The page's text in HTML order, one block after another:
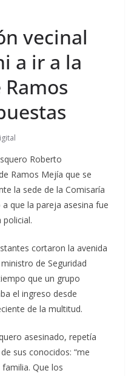
vecinal
a ir a la
Roberto
Ramos Mejía que se
la sede de la Comisaría
que la pareja asesina fue
policial.
cortaron la avenida
de Seguridad
que un grupo
el ingreso desde
de la multitud.
asesinado, repetía
sus conocidos: “me
Que los